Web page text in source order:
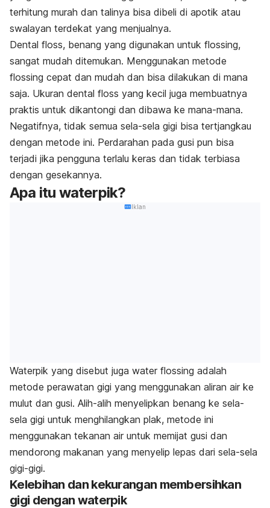
terhitung murah dan talinya bisa dibeli di apotik atau
swalayan terdekat yang menjualnya.
Dental floss, benang yang digunakan untuk flossing,
sangat mudah ditemukan. Menggunakan metode
flossing cepat dan mudah dan bisa dilakukan di mana
saja. Ukuran dental floss yang kecil juga membuatnya
praktis untuk dikantongi dan dibawa ke mana-mana.
Negatifnya, tidak semua sela-sela gigi bisa tertjangkau
dengan metode ini. Perdarahan pada gusi pun bisa
terjadi jika pengguna terlalu keras dan tidak terbiasa
dengan gesekannya.
Apa itu waterpik?
Iklan
Waterpik yang disebut juga water flossing adalah
metode perawatan gigi yang menggunakan aliran air ke
mulut dan gusi. Alih-alih menyelipkan benang ke sela-
sela gigi untuk menghilangkan plak, metode ini
menggunakan tekanan air untuk memijat gusi dan
mendorong makanan yang menyelip lepas dari sela-sela
gigi-gigi.
Kelebihan dan kekurangan membersihkan
gigi dengan waterpik